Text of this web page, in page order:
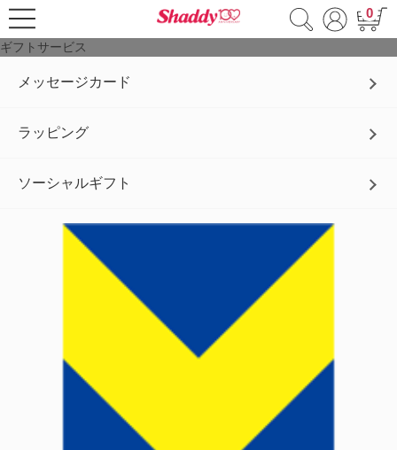
0
ギフトサービス
メッセージカード
ラッピング
ソーシャルギフト